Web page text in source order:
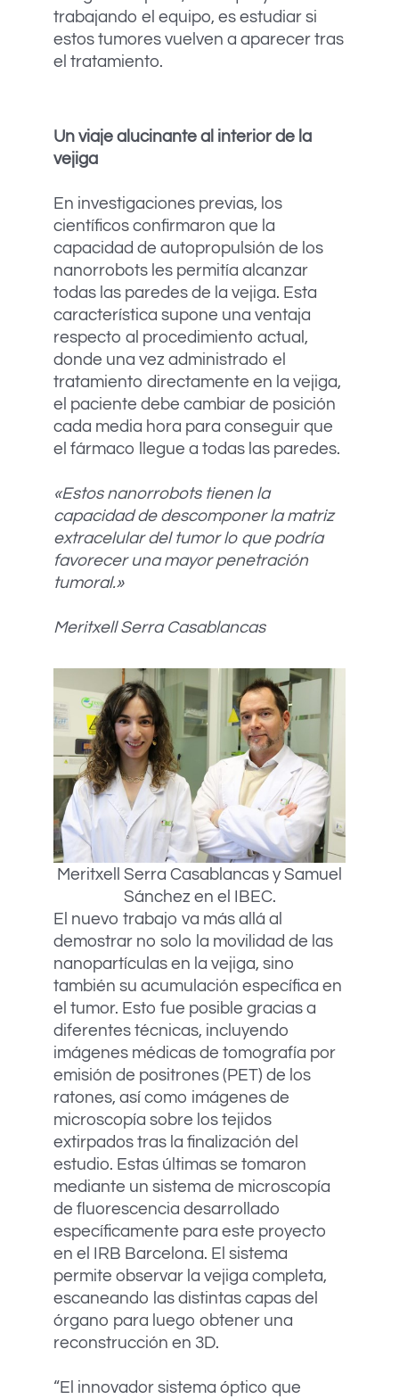
trabajando el equipo, es estudiar si
estos tumores vuelven a aparecer tras
el tratamiento.
Un viaje alucinante al interior de la
vejiga
En investigaciones previas, los
científicos confirmaron que la
capacidad de autopropulsión de los
nanorrobots les permitía alcanzar
todas las paredes de la vejiga. Esta
característica supone una ventaja
respecto al procedimiento actual,
donde una vez administrado el
tratamiento directamente en la vejiga,
el paciente debe cambiar de posición
cada media hora para conseguir que
el fármaco llegue a todas las paredes.
«Estos nanorrobots tienen la
capacidad de descomponer la matriz
extracelular del tumor lo que podría
favorecer una mayor penetración
tumoral.»
Meritxell Serra Casablancas
Meritxell Serra Casablancas y Samuel
Sánchez en el IBEC.
El nuevo trabajo va más allá al
demostrar no solo la movilidad de las
nanopartículas en la vejiga, sino
también su acumulación específica en
el tumor. Esto fue posible gracias a
diferentes técnicas, incluyendo
imágenes médicas de tomografía por
emisión de positrones (PET) de los
ratones, así como imágenes de
microscopía sobre los tejidos
extirpados tras la finalización del
estudio. Estas últimas se tomaron
mediante un sistema de microscopía
de fluorescencia desarrollado
específicamente para este proyecto
en el IRB Barcelona. El sistema
permite observar la vejiga completa,
escaneando las distintas capas del
órgano para luego obtener una
reconstrucción en 3D.
“El innovador sistema óptico que